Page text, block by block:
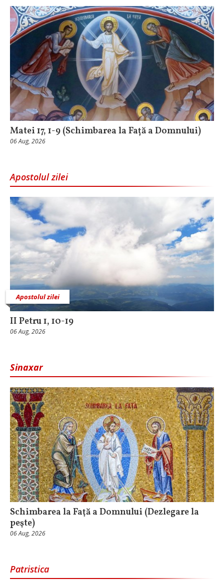
Matei 17, 1-9 (Schimbarea la Față a Domnului)
06 Aug, 2026
Apostolul zilei
Apostolul zilei
II Petru 1, 10-19
06 Aug, 2026
Sinaxar
Schimbarea la Faţă a Domnului (Dezlegare la
peşte)
06 Aug, 2026
Patristica